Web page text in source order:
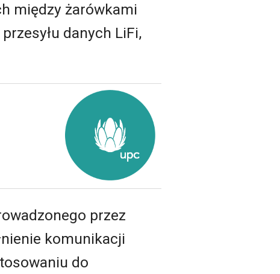
między żarówkami
danych LiFi,
przez
komunikacji
do